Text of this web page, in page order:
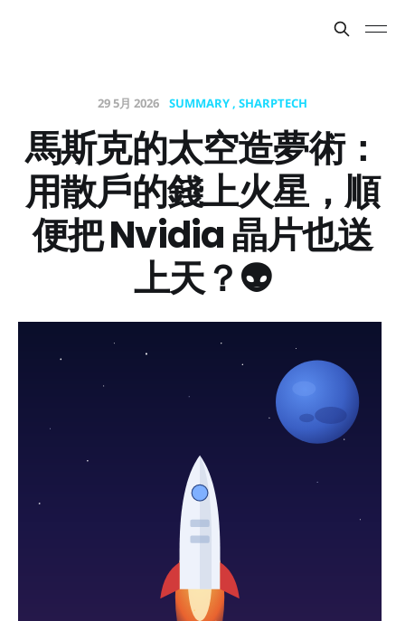
29 5月 2026 SUMMARY SHARPTECH
馬斯克的太空造夢術：
用散戶的錢上火星，順
便把 Nvidia 晶片也送
上天？👽